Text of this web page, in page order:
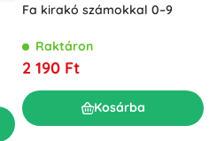
Fa kirakó számokkal 0–9
Raktáron
2 190 Ft
Kosárba